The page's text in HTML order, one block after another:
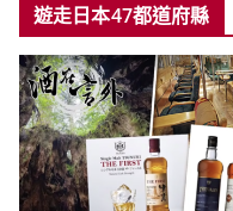
遊走日本47都道府縣